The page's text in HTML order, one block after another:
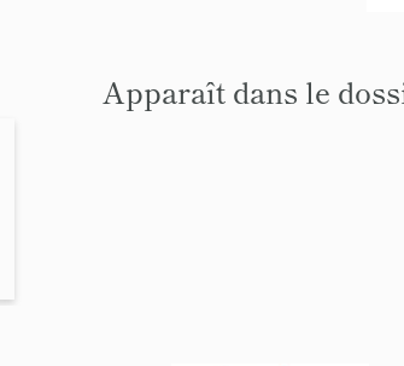
Apparaît dans le